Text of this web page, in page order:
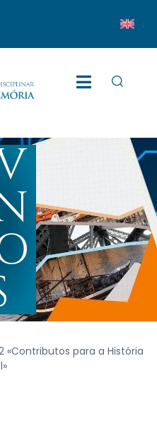
«Contributos para a História